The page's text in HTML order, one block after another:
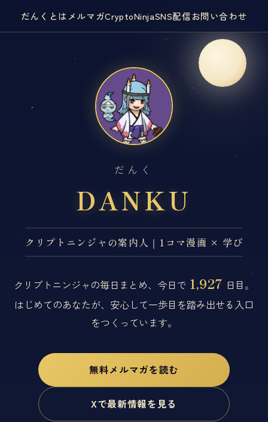
だんくとはメルマガCryptoNinjaSNS配信お問い合わせ
だんく
DANKU
クリプトニンジャの案内人｜1コマ漫画 × 学び
クリプトニンジャの毎日まとめ、今日で 1,927 日目。
はじめてのあなたが、安心して一歩目を踏み出せる入口
をつくっています。
無料メルマガを読む
Xで最新情報を見る